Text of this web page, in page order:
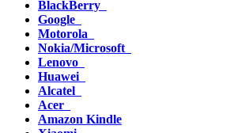
BlackBerry
Google
Motorola
Nokia/Microsoft
Lenovo
Huawei
Alcatel
Acer
Amazon Kindle